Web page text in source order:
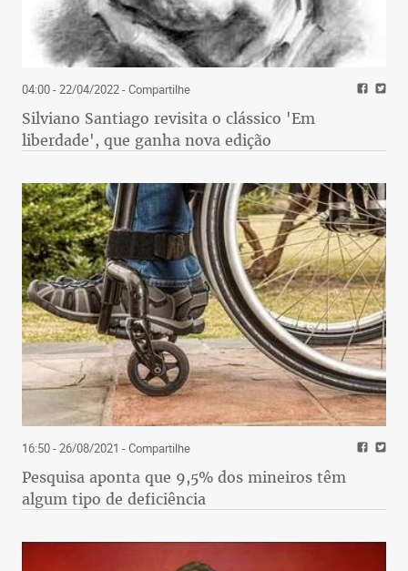
04:00 - 22/04/2022- Compartilhe
Silviano Santiago revisita o clássico 'Em
liberdade', que ganha nova edição
16:50 - 26/08/2021 - Compartilhe
Pesquisa aponta que 9,5% dos mineiros têm
algum tipo de deficiência